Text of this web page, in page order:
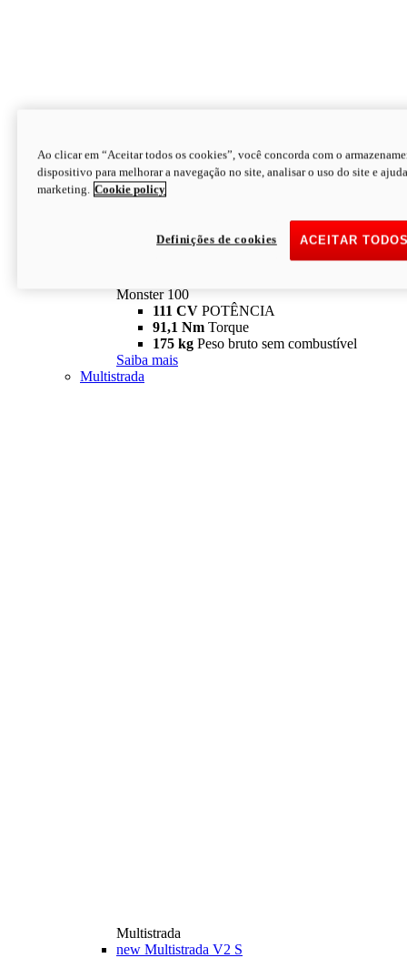
Monster
Monster 100
111 CV POTÊNCIA
91,1 Nm Torque
175 kg Peso bruto sem combustível
Saiba mais
Multistrada
Multistrada
new Multistrada V2 S
Ao clicar em “Aceitar todos os cookies”, você concorda com o
dispositivo para melhorar a navegação no site, analisar o uso do site e
marketing. Cookie policy
ACEITAR
Definições de cookies